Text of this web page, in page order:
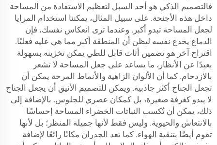
فالتصميم الذكي هو أحد السبل لتعظيم الاستفادة من المساحة
داخل هذه الأجنحة. على سبيل المثال، يمكننا استخدام المرايا
لجعل المساحة تبدو أكبر. وعندما ترى انعكاس نفسك، فإن
الدماغ يخدع نفسه ليظن أن المنطقة أكبر مما هي عليه فعليًا.
اقتراح آخر هو تضمين أثاث قابل للطي يمكن تخزينه بسهولة
بعيدًا عن الأنظار، ما يساعد على جعل المساحة لا تشعر
بالازدحام. كما أن الألوان الزاهية والأنماط المرحة يمكن أن
تجعل الجناح أكثر جاذبية. ويمكن للتصميم الأنيق أن يجعل الجناح
لا يبدو كغرفة صغيرة، بل كمكان عصري للجلوس. بالإضافة إلى
ذلك، يمكن أن تُكسب النباتات الخضراء المساحة إحساسًا
بالانتعاش والحيوية. وليس فقط لأنها جميلة المنظر؛ بل لأنها
تقوم أيضًا بتنقية الهواء. كما تعد الجدران مكانًا رائعًا لإضافة